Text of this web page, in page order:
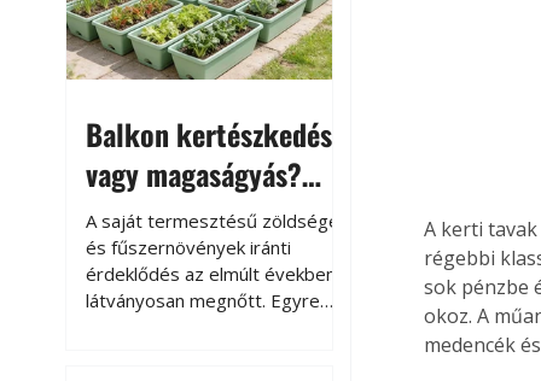
Balkon kertészkedés
vagy magaságyás?
Helytakarékos
kertészkedés
A saját termesztésű zöldségek
és fűszernövények iránti
érdeklődés az elmúlt években
látványosan megnőtt. Egyre
A kerti
régebbi
sok pénzbe
okoz. A
medencék